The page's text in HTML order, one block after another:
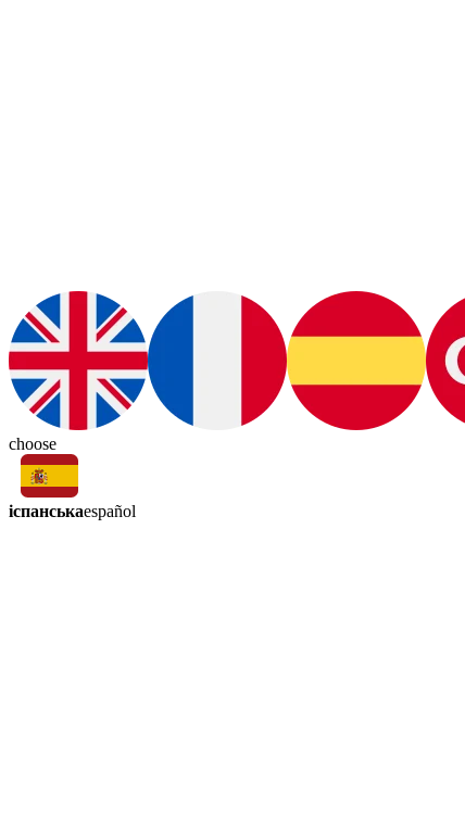
choose
іспанськаespañol